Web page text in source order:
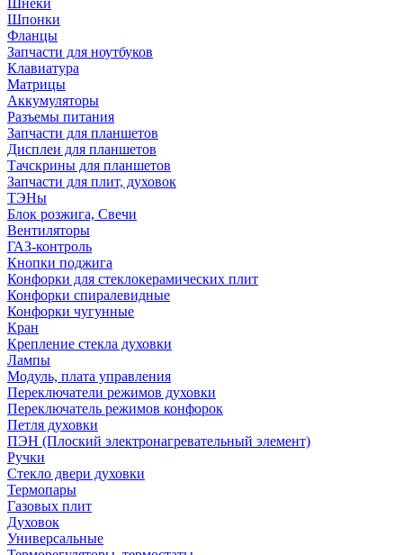
Шнеки
Шпонки
Фланцы
Запчасти для ноутбуков
Клавиатура
Матрицы
Аккумуляторы
Разъемы питания
Запчасти для планшетов
Дисплеи для планшетов
Тачскрины для планшетов
Запчасти для плит, духовок
ТЭНы
Блок розжига, Свечи
Вентиляторы
ГАЗ-контроль
Кнопки поджига
Конфорки для стеклокерамических плит
Конфорки спиралевидные
Конфорки чугунные
Кран
Крепление стекла духовки
Лампы
Модуль, плата управления
Переключатели режимов духовки
Переключатель режимов конфорок
Петля духовки
ПЭН (Плоский электронагревательный элемент)
Ручки
Стекло двери духовки
Термопары
Газовых плит
Духовок
Универсальные